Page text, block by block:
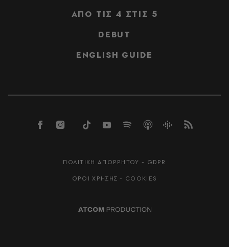
ΑΠΟ ΤΙΣ 4 ΣΤΙΣ 5
DEBUT
ENGLISH GUIDE
ΠΟΛΙΤΙΚΗ ΑΠΟΡΡΗΤΟΥ - GDPR
ΟΡΟΙ ΧΡΗΣΗΣ - COOKIES